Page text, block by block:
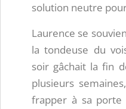
solution neutre
Laurence se
la tondeuse du
soir gâchait la fin
plusieurs
frapper à sa porte